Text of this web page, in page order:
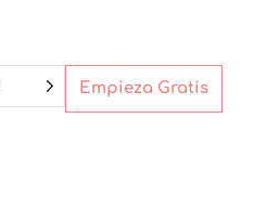
Empieza Gratis